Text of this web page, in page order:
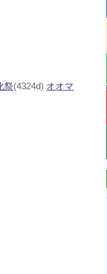
祭(4324d) オオマ